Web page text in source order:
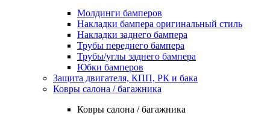
Молдинги бамперов
Накладки бампера оригинальный стиль
Накладки заднего бампера
Трубы переднего бампера
Трубы/углы заднего бампера
Юбки бамперов
Защита двигателя, КПП, РК и бака
Ковры салона / багажника
Ковры салона / багажника